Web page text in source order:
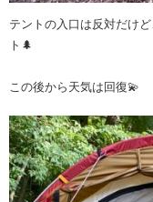
テントの入口は反対だけ
ト🌲
この後から天気は回復💫